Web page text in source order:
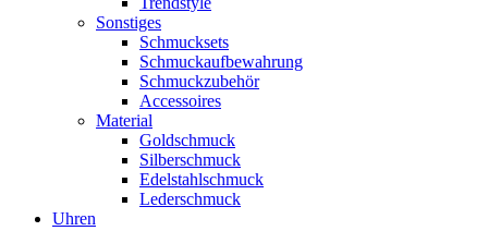
Sonstiges
Schmucksets
Schmuckaufbewahrung
Schmuckzubehör
Accessoires
Material
Goldschmuck
Silberschmuck
Edelstahlschmuck
Lederschmuck
Uhren